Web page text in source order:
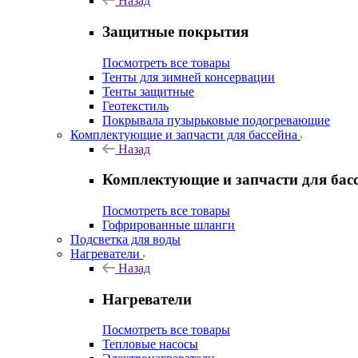
Защитные покрытия
Посмотреть все товары
Тенты для зимней консервации
Тенты защитные
Геотекстиль
Покрывала пузырьковые подогревающие
Комплектующие и запчасти для бассейна
Назад
Комплектующие и запчасти для
Посмотреть все товары
Гофрированные шланги
Подсветка для воды
Нагреватели
Назад
Нагреватели
Посмотреть все товары
Тепловые насосы